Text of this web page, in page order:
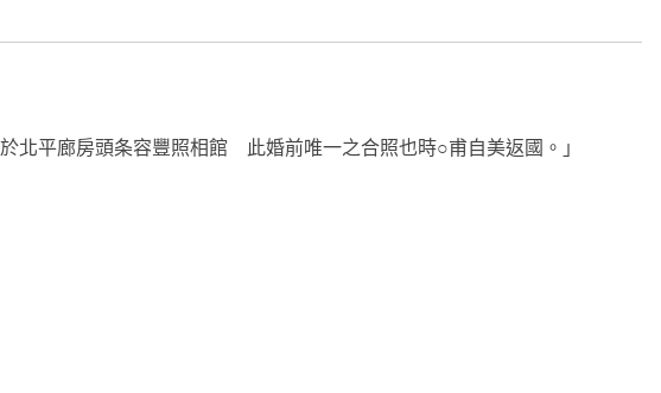
北平廊房頭条容豐照相館 此婚前唯一之合照也時○甫自美返國。」